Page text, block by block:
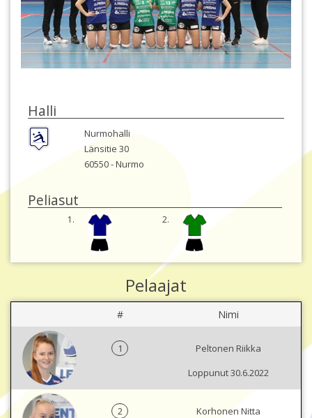
Halli
Nurmohalli
Länsitie 30
60550 -Nurmo
Peliasut
1. 2.
Pelaajat
# Nimi
1
Peltonen Riikka
Loppunut 30.6.2022
2
Korhonen Nitta